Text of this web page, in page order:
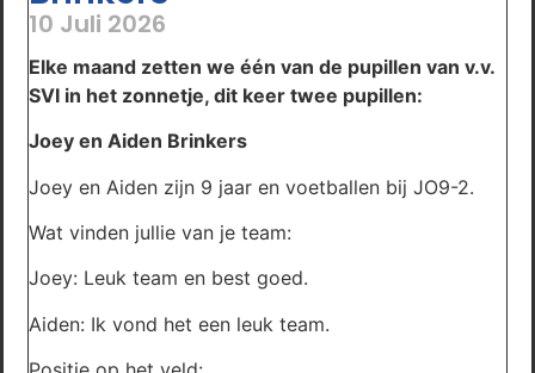
10 Juli 2026
Elke maand zetten we één van de pupillen van v.v.
SVI in het zonnetje, dit keer twee pupillen:
Joey en Aiden Brinkers
Joey en Aiden zijn 9 jaar en voetballen bij JO9-2.
Wat vinden jullie van je team:
Joey: Leuk team en best goed.
Aiden: Ik vond het een leuk team.